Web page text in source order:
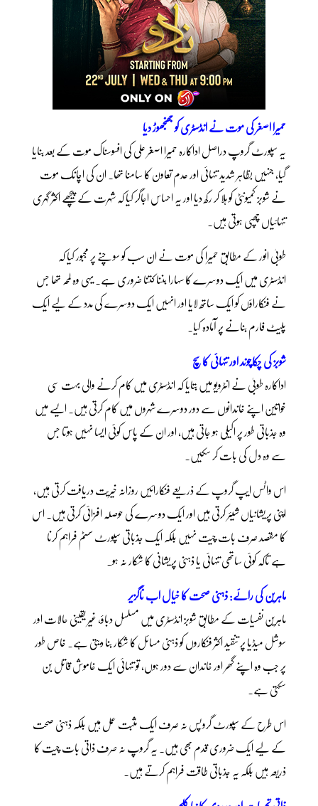
حمیرا اصغر کی موت نے انڈسٹری کو جھنجھوڑ دیا
یہ سپورٹ گروپ دراصل اداکارہ حمیرا اصغر علی کی افسوسناک موت کے بعد بنایا
گیا، جنہیں بظاہر شدید تنہائی اور عدم تعاون کا سامنا تھا۔ ان کی اچانک موت
نے شوبز کمیونٹی کو ہلا کر رکھ دیا اور یہ احساس اجاگر کیا کہ شہرت کے پیچھے اکثر گہری
تنہائیاں چھپی ہوتی ہیں۔
طوبیٰ انور کے مطابق حمیرا کی موت نے ان سب کو سوچنے پر مجبور کیا کہ
انڈسٹری میں ایک دوسرے کا سہارا بننا کتنا ضروری ہے۔ یہی وہ لمحہ تھا جس
نے فنکاراؤں کو ایک ساتھ لایا اور انہیں ایک دوسرے کی مدد کے لیے ایک
پلیٹ فارم بنانے پر آمادہ کیا۔
شوبز کی چکاچوند اور تنہائی کا سچ
اداکارہ طوبیٰ نے انٹرویو میں بتایا کہ انڈسٹری میں کام کرنے والی بہت سی
خواتین اپنے خاندانوں سے دور دوسرے شہروں میں کام کرتی ہیں۔ ایسے میں
وہ جذباتی طور پر اکیلی ہو جاتی ہیں، اور ان کے پاس کوئی ایسا نہیں ہوتا جس
سے وہ دل کی بات کر سکیں۔
اس واٹس ایپ گروپ کے ذریعے فنکارائیں روزانہ خیریت دریافت کرتی ہیں،
اپنی پریشانیاں شیئر کرتی ہیں اور ایک دوسرے کی حوصلہ افزائی کرتی ہیں۔ اس
کا مقصد صرف بات چیت نہیں بلکہ ایک جذباتی سپورٹ سسٹم فراہم کرنا
ہے تاکہ کوئی ساتھی تنہائی یا ذہنی پریشانی کا شکار نہ ہو۔
ماہرین کی رائے: ذہنی صحت کا خیال اب ناگزیر
ماہرین نفسیات کے مطابق شوبز انڈسٹری میں مسلسل دباؤ، غیر یقینی حالات اور
سوشل میڈیا پر تنقید اکثر فنکاروں کو ذہنی مسائل کا شکار بنا دیتی ہے۔ خاص طور
پر جب وہ اپنے گھر اور خاندان سے دور ہوں، تو تنہائی ایک خاموش قاتل بن
سکتی ہے۔
اس طرح کے سپورٹ گروپس نہ صرف ایک مثبت عمل ہیں بلکہ ذہنی صحت
کے لیے ایک ضروری قدم بھی ہیں۔ یہ گروپ نہ صرف ذاتی بات چیت کا
ذریعہ ہیں بلکہ یہ جذباتی طاقت فراہم کرتے ہیں۔